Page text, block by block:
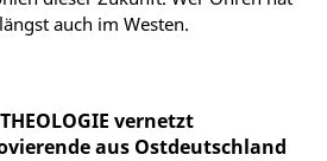
auch im Westen.
vernetzt
aus Ostdeutschland